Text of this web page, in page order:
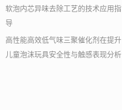
软泡内芯异味去除工艺的技术应用指
导
高性能高效低气味三聚催化剂在提升
儿童泡沫玩具安全性与触感表现分析